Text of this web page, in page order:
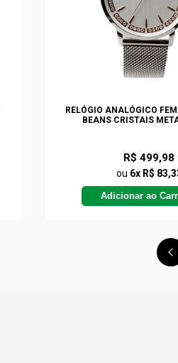
RELÓGIO ANALÓGICO
BEANS CRISTAIS
R$ 499,98
ou 6x R$
Adicionar ao